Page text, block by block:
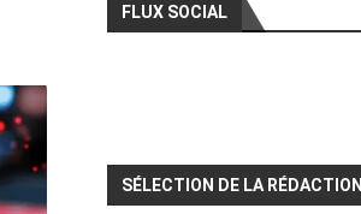
FLUX SOCIAL
SÉLECTION DE LA RÉDACTION